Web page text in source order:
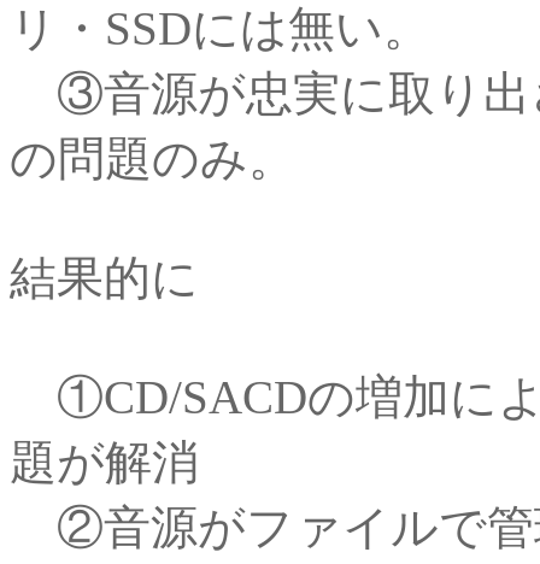
リ・SSDには無い。
③音源が忠実に取り出
の問題のみ。
結果的に
①CD/SACDの増加に
題が解消
②音源がファイルで管